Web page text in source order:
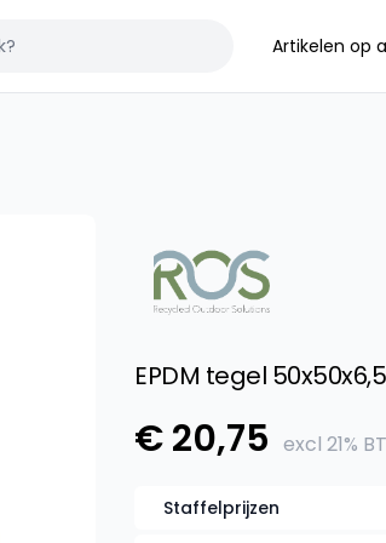
Artikelen op
EPDM tegel
Product informatie
€ 20,75 excl 21%
Staffelprijzen